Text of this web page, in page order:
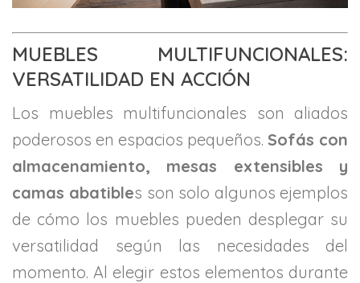
MUEBLES MULTIFUNCIONALES:
VERSATILIDAD EN ACCIÓN
Los muebles multifuncionales son aliados
poderosos en espacios pequeños. Sofás con
almacenamiento, mesas extensibles y
camas abatibles son solo algunos ejemplos
de cómo los muebles pueden desplegar su
versatilidad según las necesidades del
momento. Al elegir estos elementos durante